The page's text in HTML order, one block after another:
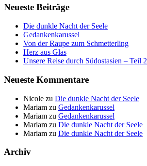
Neueste Beiträge
Die dunkle Nacht der Seele
Gedankenkarussel
Von der Raupe zum Schmetterling
Herz aus Glas
Unsere Reise durch Südostasien – Teil 2
Neueste Kommentare
Nicole zu Die dunkle Nacht der Seele
Mariam zu Gedankenkarussel
Mariam zu Gedankenkarussel
Mariam zu Die dunkle Nacht der Seele
Mariam zu Die dunkle Nacht der Seele
Archiv